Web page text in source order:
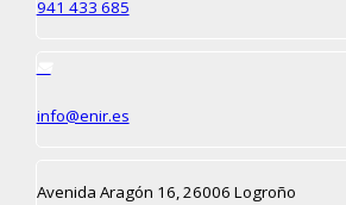
941 433 685
info@enir.es
Avenida Aragón 16, 26006 Logroño